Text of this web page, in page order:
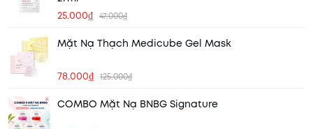
25.000₫ 47.000₫
Mặt Nạ Thạch Medicube Gel Mask
78.000₫ 125.000₫
COMBO Mặt Nạ BNBG Signature